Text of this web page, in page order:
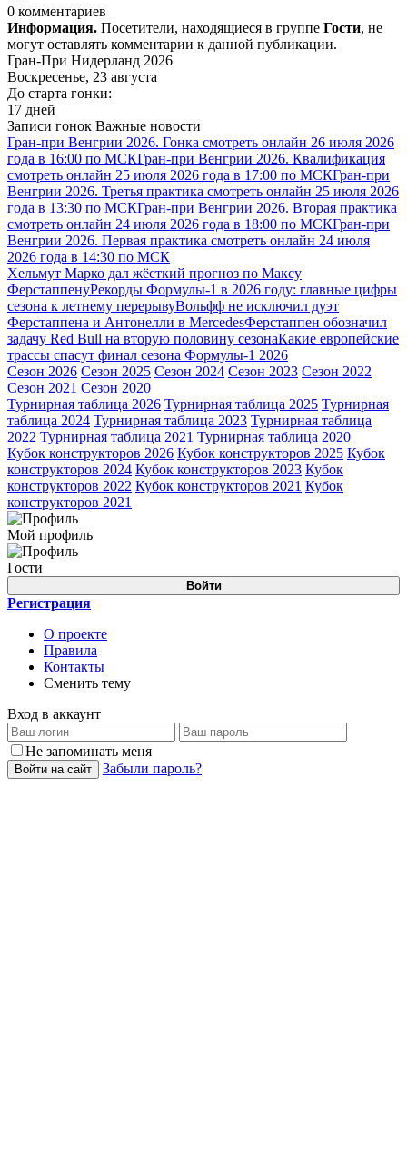
0 комментариев
Информация. Посетители, находящиеся в группе Гости, не
могут оставлять комментарии к данной публикации.
Гран-При Нидерланд 2026
Воскресенье, 23 августа
До старта гонки:
17 дней
Записи гонок Важные новости
Гран-при Венгрии 2026. Гонка смотреть онлайн 26 июля 2026
года в 16:00 по МСКГран-при Венгрии 2026. Квалификация
смотреть онлайн 25 июля 2026 года в 17:00 по МСКГран-при
Венгрии 2026. Третья практика смотреть онлайн 25 июля 2026
года в 13:30 по МСКГран-при Венгрии 2026. Вторая практика
смотреть онлайн 24 июля 2026 года в 18:00 по МСКГран-при
Венгрии 2026. Первая практика смотреть онлайн 24 июля
2026 года в 14:30 по МСК
Хельмут Марко дал жёсткий прогноз по Максу
ФерстаппенуРекорды Формулы-1 в 2026 году: главные цифры
сезона к летнему перерывуВольфф не исключил дуэт
Ферстаппена и Антонелли в MercedesФерстаппен обозначил
задачу Red Bull на вторую половину сезонаКакие европейские
трассы спасут финал сезона Формулы-1 2026
Сезон 2026 Сезон 2025 Сезон 2024 Сезон 2023 Сезон 2022
Сезон 2021 Сезон 2020
Турнирная таблица 2026 Турнирная таблица 2025 Турнирная
таблица 2024 Турнирная таблица 2023 Турнирная таблица
2022 Турнирная таблица 2021 Турнирная таблица 2020
Кубок конструкторов 2026 Кубок конструкторов 2025 Кубок
конструкторов 2024 Кубок конструкторов 2023 Кубок
конструкторов 2022 Кубок конструкторов 2021 Кубок
конструкторов 2021
Мой профиль
Гости
Войти
Регистрация
О проекте
Правила
Контакты
Сменить тему
Вход в аккаунт
Не запоминать меня
Войти на сайт Забыли пароль?